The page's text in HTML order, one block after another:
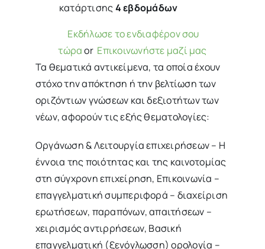
κατάρτισης4 εβδομάδων
Εκδήλωσε το ενδιαφέρον σου
τώραor Επικοινωνήστε μαζί μας
Τα θεματικά αντικείμενα, τα οποία έχουν
στόχο την απόκτηση ή την βελτίωση των
οριζόντιων γνώσεων και δεξιοτήτων των
νέων, αφορούν τις εξής θεματολογίες:
Οργάνωση & Λειτουργία επιχειρήσεων – Η
έννοια της ποιότητας και της καινοτομίας
στη σύγχρονη επιχείρηση, Επικοινωνία –
επαγγελματική συμπεριφορά – διαχείριση
ερωτήσεων, παραπόνων, απαιτήσεων –
χειρισμός αντιρρήσεων, Βασική
επαγγελματική (ξενόγλωσση) ορολογία –